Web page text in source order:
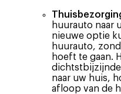
huurauto naar
nieuwe optie
huurauto,
hoeft te gaan.
naar uw huis,
afloop van de